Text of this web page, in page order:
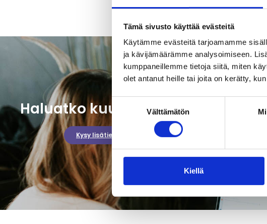
Tämä sivusto käyttää evästeitä
Käytämme evästeitä tarjoamamme
ja kävijämäärämme analysoimiseen.
kumppaneillemme tietoja siitä, miten
olet antanut heille tai joita on kerätty,
valinta
Välttämätön
Kiellä
Haluatko kuulla lisää?
Kysy lisätietoja